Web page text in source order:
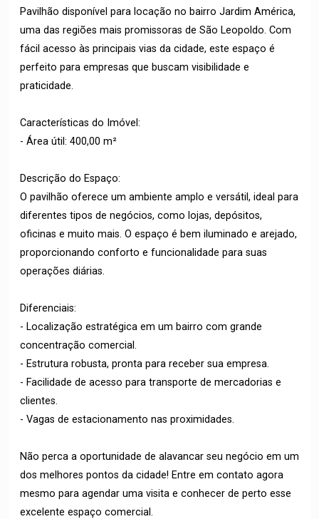
Pavilhão disponível para locação no bairro Jardim América,
uma das regiões mais promissoras de São Leopoldo. Com
fácil acesso às principais vias da cidade, este espaço é
perfeito para empresas que buscam visibilidade e
praticidade.
Características do Imóvel:
- Área útil: 400,00 m²
Descrição do Espaço:
O pavilhão oferece um ambiente amplo e versátil, ideal para
diferentes tipos de negócios, como lojas, depósitos,
oficinas e muito mais. O espaço é bem iluminado e arejado,
proporcionando conforto e funcionalidade para suas
operações diárias.
Diferenciais:
- Localização estratégica em um bairro com grande
concentração comercial.
- Estrutura robusta, pronta para receber sua empresa.
- Facilidade de acesso para transporte de mercadorias e
clientes.
- Vagas de estacionamento nas proximidades.
Não perca a oportunidade de alavancar seu negócio em um
dos melhores pontos da cidade! Entre em contato agora
mesmo para agendar uma visita e conhecer de perto esse
excelente espaço comercial.